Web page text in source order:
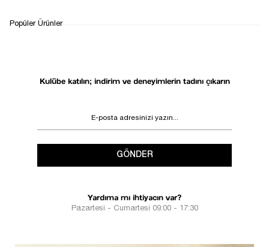
İADE&DEĞİŞİM
Kulübe katılın; indirim ve deneyimlerin tadını çıkarın
GÖNDER
Yardıma mı ihtiyacın var?
Pazartesi - Cumartesi 09:00 - 17:30
Popüler Ürünler